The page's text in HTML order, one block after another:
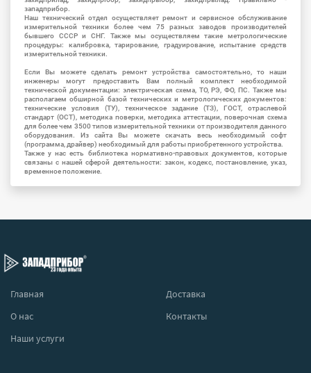
западприбор.
Наш технический отдел осуществляет ремонт и сервисное обслуживание
измерительной техники более чем 75 разных заводов производителей
бывшего СССР и СНГ. Также мы осуществляем такие метрологические
процедуры: калибровка, тарирование, градуирование, испытание средств
измерительной техники.
Если Вы можете сделать ремонт устройства самостоятельно, то наши
инженеры могут предоставить Вам полный комплект необходимой
технической документации: электрическая схема, ТО, РЭ, ФО, ПС. Также мы
располагаем обширной базой технических и метрологических документов:
технические условия (ТУ), техническое задание (ТЗ), ГОСТ, отраслевой
стандарт (ОСТ), методика поверки, методика аттестации, поверочная схема
для более чем 3500 типов измерительной техники от производителя данного
оборудования. Из сайта Вы можете скачать весь необходимый софт
(программа, драйвер) необходимый для работы приобретенного устройства.
Также у нас есть библиотека нормативно-правовых документов, которые
связаны с нашей сферой деятельности: закон, кодекс, постановление, указ,
временное положение.
Главная
Доставка
О нас
Контакты
Наши услуги